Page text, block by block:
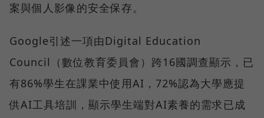
案與個人影像的安全保存。
Google引述一項由Digital Education
Council（數位教育委員會）跨16國調查顯示，已
有86%學生在課業中使用AI，72%認為大學應提
供AI工具培訓，顯示學生端對AI素養的需求已成